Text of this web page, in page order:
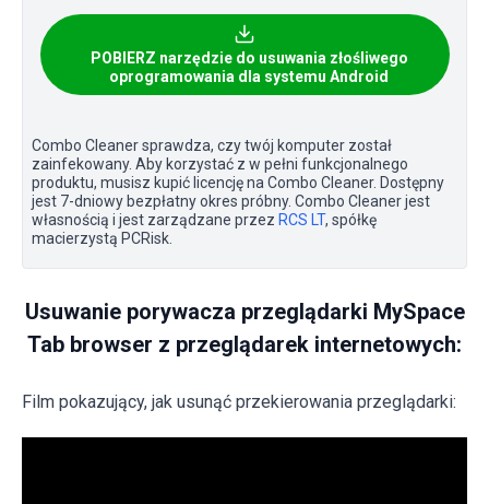
POBIERZ narzędzie do usuwania złośliwego
oprogramowania dla systemu Android
Combo Cleaner sprawdza, czy twój komputer został
zainfekowany. Aby korzystać z w pełni funkcjonalnego
produktu, musisz kupić licencję na Combo Cleaner. Dostępny
jest 7-dniowy bezpłatny okres próbny. Combo Cleaner jest
własnością i jest zarządzane przez RCS LT, spółkę
macierzystą PCRisk.
Usuwanie porywacza przeglądarki MySpace
Tab browser z przeglądarek internetowych:
Film pokazujący, jak usunąć przekierowania przeglądarki: